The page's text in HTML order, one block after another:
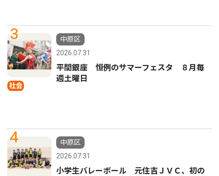
3
社会
中原区
2026.07.31
平間銀座 恒例のサマーフェスタ ８月毎
週土曜日
4
中原区
2026.07.31
小学生バレーボール 元住吉ＪＶＣ、初の